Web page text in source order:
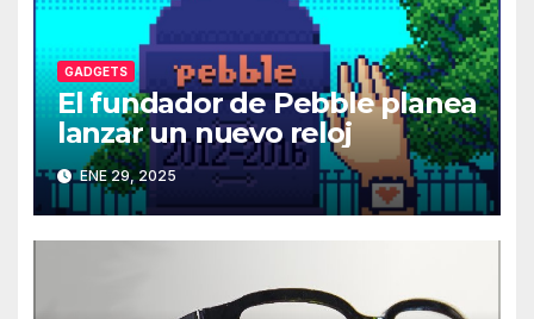
GADGETS
El fundador de Pebble planea
lanzar un nuevo reloj
ENE 29, 2025